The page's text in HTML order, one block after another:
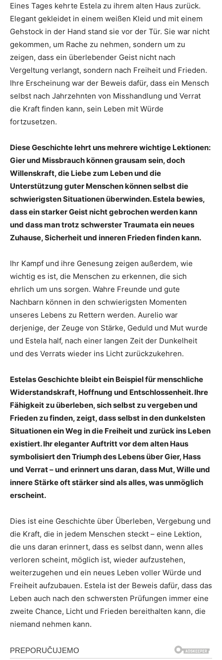
Eines Tages kehrte Estela zu ihrem alten Haus zurück.
Elegant gekleidet in einem weißen Kleid und mit einem
Gehstock in der Hand stand sie vor der Tür. Sie war nicht
gekommen, um Rache zu nehmen, sondern um zu
zeigen, dass ein überlebender Geist nicht nach
Vergeltung verlangt, sondern nach Freiheit und Frieden.
Ihre Erscheinung war der Beweis dafür, dass ein Mensch
selbst nach Jahrzehnten von Misshandlung und Verrat
die Kraft finden kann, sein Leben mit Würde
fortzusetzen.
Diese Geschichte lehrt uns mehrere wichtige Lektionen:
Gier und Missbrauch können grausam sein, doch
Willenskraft, die Liebe zum Leben und die
Unterstützung guter Menschen können selbst die
schwierigsten Situationen überwinden. Estela bewies,
dass ein starker Geist nicht gebrochen werden kann
und dass man trotz schwerster Traumata ein neues
Zuhause, Sicherheit und inneren Frieden finden kann.
Ihr Kampf und ihre Genesung zeigen außerdem, wie
wichtig es ist, die Menschen zu erkennen, die sich
ehrlich um uns sorgen. Wahre Freunde und gute
Nachbarn können in den schwierigsten Momenten
unseres Lebens zu Rettern werden. Aurelio war
derjenige, der Zeuge von Stärke, Geduld und Mut wurde
und Estela half, nach einer langen Zeit der Dunkelheit
und des Verrats wieder ins Licht zurückzukehren.
Estelas Geschichte bleibt ein Beispiel für menschliche
Widerstandskraft, Hoffnung und Entschlossenheit. Ihre
Fähigkeit zu überleben, sich selbst zu vergeben und
Frieden zu finden, zeigt, dass selbst in den dunkelsten
Situationen ein Weg in die Freiheit und zurück ins Leben
existiert. Ihr eleganter Auftritt vor dem alten Haus
symbolisiert den Triumph des Lebens über Gier, Hass
und Verrat – und erinnert uns daran, dass Mut, Wille und
innere Stärke oft stärker sind als alles, was unmöglich
erscheint.
Dies ist eine Geschichte über Überleben, Vergebung und
die Kraft, die in jedem Menschen steckt – eine Lektion,
die uns daran erinnert, dass es selbst dann, wenn alles
verloren scheint, möglich ist, wieder aufzustehen,
weiterzugehen und ein neues Leben voller Würde und
Freiheit aufzubauen. Estela ist der Beweis dafür, dass das
Leben auch nach den schwersten Prüfungen immer eine
zweite Chance, Licht und Frieden bereithalten kann, die
niemand nehmen kann.